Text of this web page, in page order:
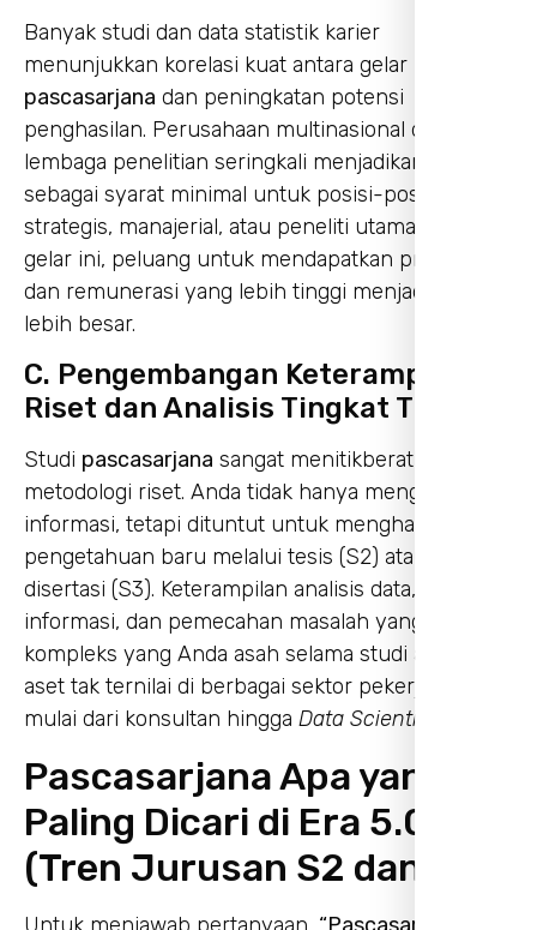
Banyak studi dan data statistik karier
menunjukkan korelasi kuat antara gelar
pascasarjana dan peningkatan potensi
penghasilan. Perusahaan multinasional dan
lembaga penelitian seringkali menjadikan gelar S2
sebagai syarat minimal untuk posisi-posisi
strategis, manajerial, atau peneliti utama. Dengan
gelar ini, peluang untuk mendapatkan promosi
dan remunerasi yang lebih tinggi menjadi jauh
lebih besar.
C. Pengembangan Keterampilan
Riset dan Analisis Tingkat Tinggi
Studi pascasarjana sangat menitikberatkan pada
metodologi riset. Anda tidak hanya mengonsumsi
informasi, tetapi dituntut untuk menghasilkan
pengetahuan baru melalui tesis (S2) atau
disertasi (S3). Keterampilan analisis data, sintesis
informasi, dan pemecahan masalah yang
kompleks yang Anda asah selama studi adalah
aset tak ternilai di berbagai sektor pekerjaan,
mulai dari konsultan hingga Data Scientist
Pascasarjana Apa yang
Paling Dicari di Era 5.0?
(Tren Jurusan S2 dan S3)